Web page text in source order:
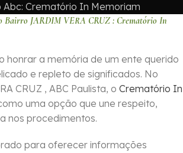
Abc: Crematório In Memoriam
Bairro JARDIM VERA CRUZ : Crematório In
honrar a memória de um ente querido
e repleto de significados. No
CRUZ , ABC Paulista, o Crematório In
uma opção que une respeito,
nos procedimentos.
para oferecer informações